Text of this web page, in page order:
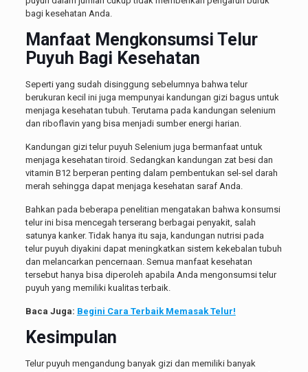
bagi kesehatan Anda.
Manfaat Mengkonsumsi Telur
Puyuh Bagi Kesehatan
Seperti yang sudah disinggung sebelumnya bahwa telur
berukuran kecil ini juga mempunyai kandungan gizi bagus untuk
menjaga kesehatan tubuh. Terutama pada kandungan selenium
dan riboflavin yang bisa menjadi sumber energi harian.
Kandungan gizi telur puyuh Selenium juga bermanfaat untuk
menjaga kesehatan tiroid. Sedangkan kandungan zat besi dan
vitamin B12 berperan penting dalam pembentukan sel-sel darah
merah sehingga dapat menjaga kesehatan saraf Anda.
Bahkan pada beberapa penelitian mengatakan bahwa konsumsi
telur ini bisa mencegah terserang berbagai penyakit, salah
satunya kanker. Tidak hanya itu saja, kandungan nutrisi pada
telur puyuh diyakini dapat meningkatkan sistem kekebalan tubuh
dan melancarkan pencernaan. Semua manfaat kesehatan
tersebut hanya bisa diperoleh apabila Anda mengonsumsi telur
puyuh yang memiliki kualitas terbaik.
Baca Juga: Begini Cara Terbaik Memasak Telur!
Kesimpulan
Telur puyuh mengandung banyak gizi dan memiliki banyak